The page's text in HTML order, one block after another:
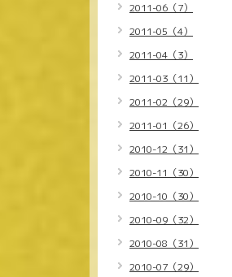
2011-06（7）
2011-05（4）
2011-04（3）
2011-03（11）
2011-02（29）
2011-01（26）
2010-12（31）
2010-11（30）
2010-10（30）
2010-09（32）
2010-08（31）
2010-07（29）